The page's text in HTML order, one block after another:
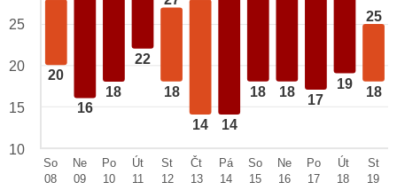
20
16
18
22
18
14 14
18 18
17
19
25
18
25
20
15
10
So
08
Ne
09
Po
10
Út
11
St
12
Čt
13
Pá
14
So
15
Ne
16
Po
17
Út
18
St
19